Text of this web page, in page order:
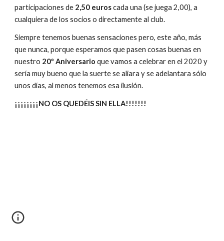
participaciones de 2,50 euros cada una (se juega 2,00), a
cualquiera de los socios o directamente al club.
Siempre tenemos buenas sensaciones pero, este año, más
que nunca, porque esperamos que pasen cosas buenas en
nuestro 20º Aniversario que vamos a celebrar en el 2020 y
sería muy bueno que la suerte se aliara y se adelantara sólo
unos días, al menos tenemos esa ilusión.
¡¡¡¡¡¡¡¡NO OS QUEDÉIS SIN ELLA!!!!!!!